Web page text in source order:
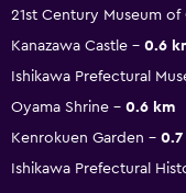
21st Century Museum
Kanazawa Castle
0.6
Ishikawa Prefectural
Oyama Shrine
0.6 km
Kenrokuen Garden
0.7
Ishikawa Prefectural